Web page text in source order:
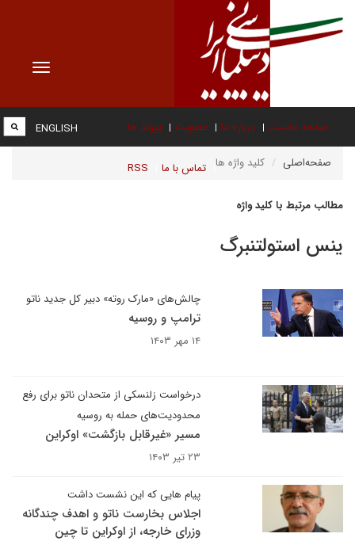
Toggle
صفحه نخست درباره ما عضویت پیوند ها
تماس با ما RSS
ENGLISH
صفحه‌اصلی کلید واژه ها
مطالب مرتبط با کلید واژه
ینس استولتنبرگ
چالش‌های «مارک روته» دبیر کل جدید ناتو
ترامپ و روسیه
۱۴ مهر ۱۴۰۳
درخواست زلنسکی از متحدان ناتو برای رفع
محدودیت‌های حمله به روسیه
مسیر «غیر‌قابل بازگشت» اوکراین
۲۳ تیر ۱۴۰۳
پیام هایی که این نشست داشت
اجلاس بخارست ناتو و اهدف چندگانه
وزرای خارجه، از اوکراین تا چین